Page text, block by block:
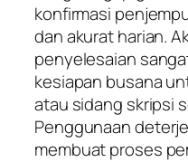
konfirmasi
dan akurat harian.
penyelesaian
kesiapan busana
atau sidang skripsi
Penggunaan
membuat proses